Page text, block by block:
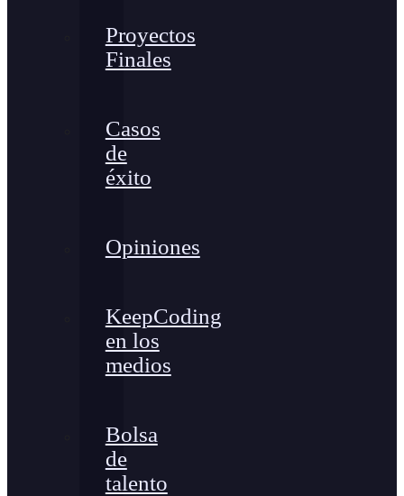
Proyectos
Finales
Casos
de
éxito
Opiniones
KeepCoding
en los
medios
Bolsa
de
talento